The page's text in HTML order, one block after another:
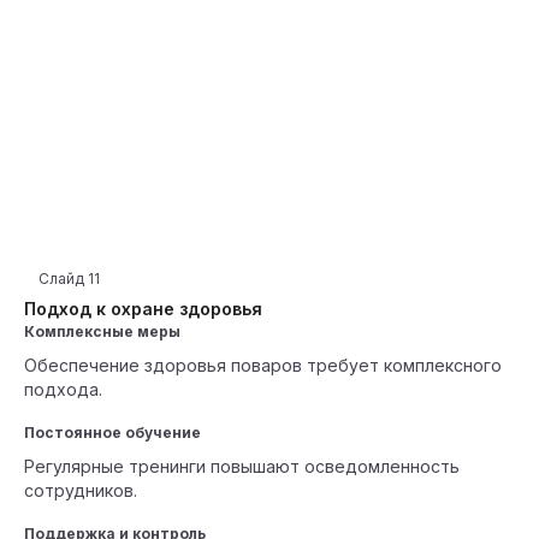
Подход к охране здоровья
Слайд 11
Комплексные меры
Обеспечение здоровья поваров требует комплексного
подхода.
Постоянное обучение
Регулярные тренинги повышают осведомленность
сотрудников.
Поддержка и контроль